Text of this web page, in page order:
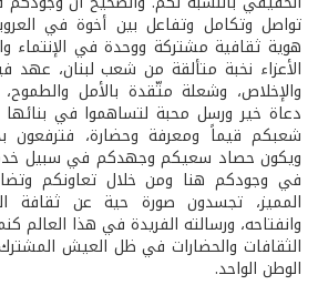
تواصل وتكامل وتفاعل بين أخوة في
هوية ثقافية مشتركة ووحدة في الإنتماء
الأعزاء نخبة متألقة من شعب لبنان، عهد
والإخلاص، وشعلة متّقدة بالأمل
دعاة خير ورسل محبة لتساهموا في بنائها
شعبكم قيماً ومعرفة وحضارة، فترفعون
ويكون حصاد سعيكم وجهدكم في سبيل
في وجودكم هنا ومن خلال تعاونكم
المميز، تجسدون صورة حية عن ثقافة
وانفتاحه، ورسالته الفريدة في هذا
الثقافات والحضارات في ظل العيش
الوطن الواحد.